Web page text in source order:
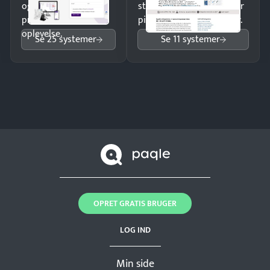
og giv kunderne en
professionel
oplevelse.
Se 25 systemer
struktureret overblik over
pipeline og opfølgninger.
Se 11 systemer
Min side
LOG IND
OPRET GRATIS BRUGER